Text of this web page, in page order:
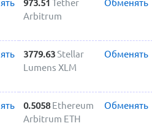
973.51 Tether
Arbitrum
Обменять
3779.63Stellar
Lumens XLM
Обменять
0.5058 Ethereum
Arbitrum ETH
Обменять